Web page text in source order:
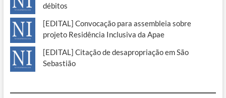
débitos
[EDITAL] Convocação para assembleia sobre
projeto Residência Inclusiva da Apae
[EDITAL] Citação de desapropriação em São
Sebastião